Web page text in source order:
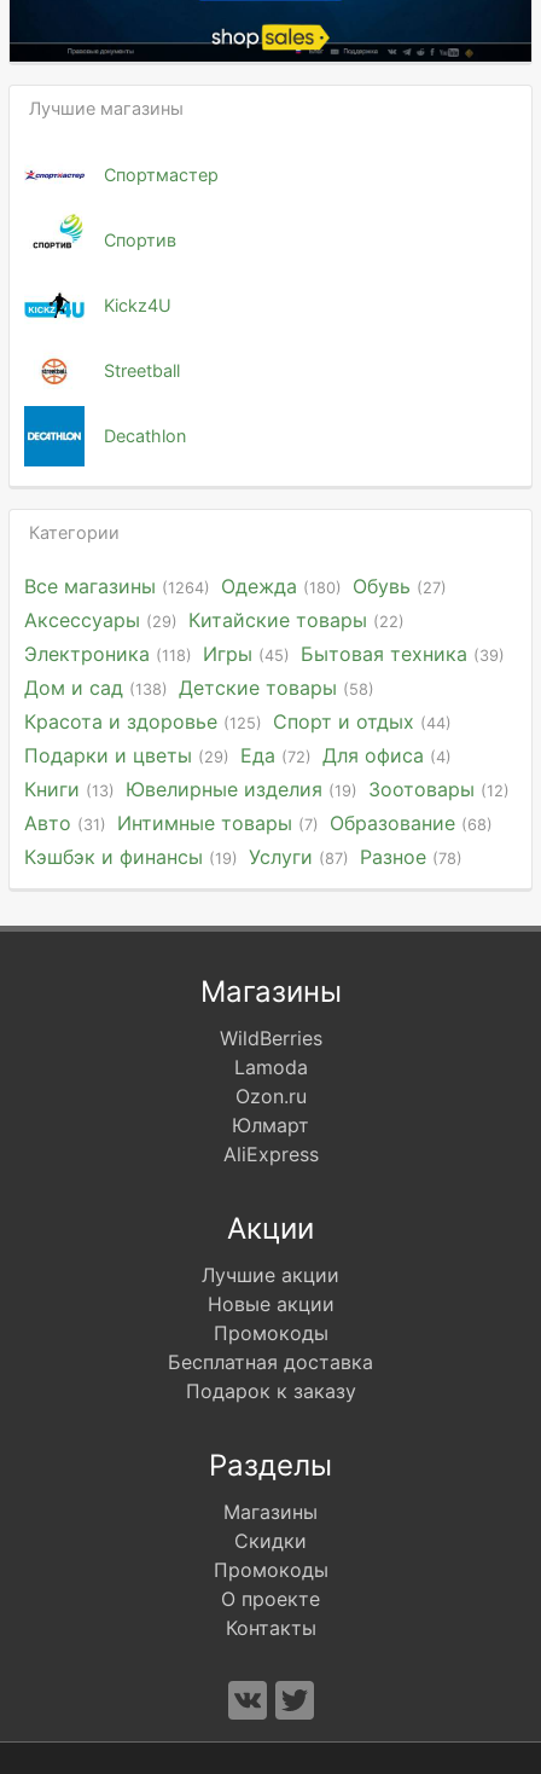
Лучшие магазины
Спортмастер
Спортив
Kickz4U
Streetball
Decathlon
Категории
Все магазины (1264) Одежда (180) Обувь (27)
Аксессуары (29) Китайские товары (22)
Электроника (118) Игры (45) Бытовая техника (39)
Дом и сад (138) Детские товары (58)
Красота и здоровье (125) Спорт и отдых (44)
Подарки и цветы (29) Еда (72) Для офиса (4)
Книги (13) Ювелирные изделия (19) Зоотовары (12)
Авто (31) Интимные товары (7) Образование (68)
Кэшбэк и финансы (19) Услуги (87) Разное (78)
Магазины
WildBerries
Lamoda
Ozon.ru
Юлмарт
AliExpress
Акции
Лучшие акции
Новые акции
Промокоды
Бесплатная доставка
Подарок к заказу
Разделы
Магазины
Скидки
Промокоды
О проекте
Контакты